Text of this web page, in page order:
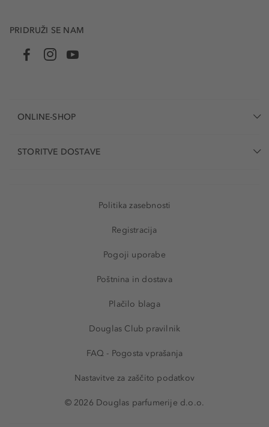
PRIDRUŽI SE NAM
ONLINE-SHOP
STORITVE DOSTAVE
Politika zasebnosti
Registracija
Pogoji uporabe
Poštnina in dostava
Plačilo blaga
Douglas Club pravilnik
FAQ - Pogosta vprašanja
Nastavitve za zaščito podatkov
© 2026 Douglas parfumerije d.o.o.